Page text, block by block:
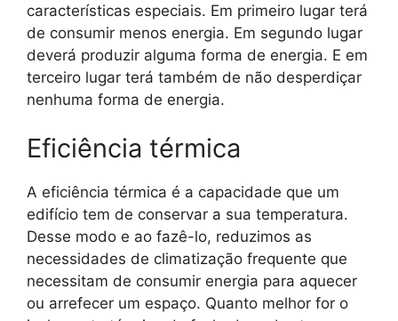
características especiais. Em primeiro lugar terá
de consumir menos energia. Em segundo lugar
deverá produzir alguma forma de energia. E em
terceiro lugar terá também de não desperdiçar
nenhuma forma de energia.
Eficiência térmica
A eficiência térmica é a capacidade que um
edifício tem de conservar a sua temperatura.
Desse modo e ao fazê-lo, reduzimos as
necessidades de climatização frequente que
necessitam de consumir energia para aquecer
ou arrefecer um espaço. Quanto melhor for o